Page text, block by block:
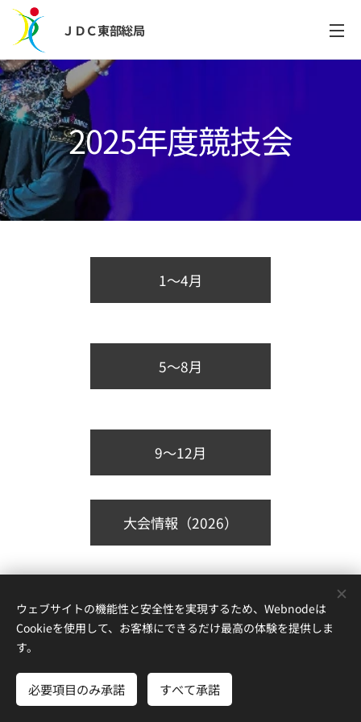
ＪＤＣ東部総局
2025年度競技会
1～4月
5～8月
9～12月
大会情報（2026）
〒104-0032 東京都中央区八丁堀2-22-6高野ビル4階
Cookie
ウェブサイトの機能性と安全性を実現するため、Webnodeは
Cookieを使用して、お客様にできるだけ最高の体験を提供しま
す。
必要項目のみ承諾 すべて承諾